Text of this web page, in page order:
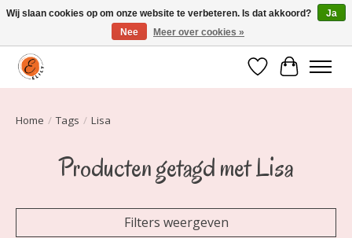
Elily is er om jou te laten stralen! Mode vanaf maat 34 t/m 54
Verlanglijst
Home / Tags / Lisa
Producten getagd met Lisa
Filters weergeven
Wij slaan cookies op om onze website te verbeteren. Is dat akkoord?
Ja
Nee
Meer over cookies »